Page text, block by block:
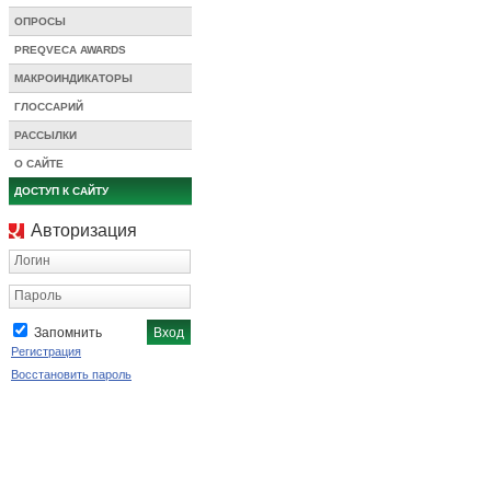
ОПРОСЫ
PREQVECA AWARDS
МАКРОИНДИКАТОРЫ
ГЛОССАРИЙ
РАССЫЛКИ
О САЙТЕ
ДОСТУП К САЙТУ
Авторизация
Логин
Пароль
Запомнить
Регистрация
Восстановить пароль